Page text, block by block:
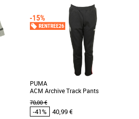
Vêtements pas cher et Promos
Vêtements
Plus produit: - Made in Italy.
PUMA
ACM Archive Track Pants
70,00 €
-41% 40,99 €